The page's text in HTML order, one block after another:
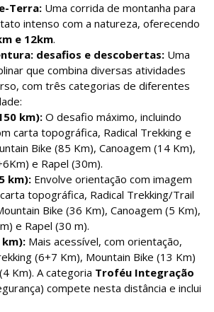
Terra: Uma corrida de montanha para
intenso com a natureza, oferecendo
e 12km.
desafios e descobertas: Uma
que combina diversas atividades
com três categorias de diferentes
km): O desafio máximo, incluindo
carta topográfica, Radical Trekking e
Bike (85 Km), Canoagem (14 Km),
e Rapel (30m).
km): Envolve orientação com imagem
topográfica, Radical Trekking/Trail
Bike (36 Km), Canoagem (5 Km),
e Rapel (30 m).
Mais acessível, com orientação,
(6+7 Km), Mountain Bike (13 Km)
Km). A categoria Troféu Integração
compete nesta distância e inclui